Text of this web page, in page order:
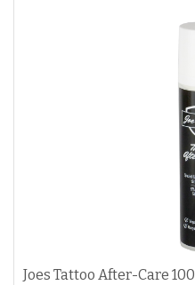
Joes Tattoo After-Care